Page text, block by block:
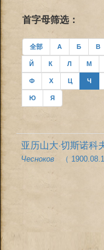
首字母筛选：
全部 А Б В
Й К Л М
Ф Х Ц Ч
Ю Я
亚历山大·切斯诺
Чесноков
（